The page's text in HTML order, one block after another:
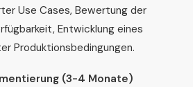
Use Cases, Bewertung der
Entwicklung eines
Produktionsbedingungen.
(3-4 Monate)